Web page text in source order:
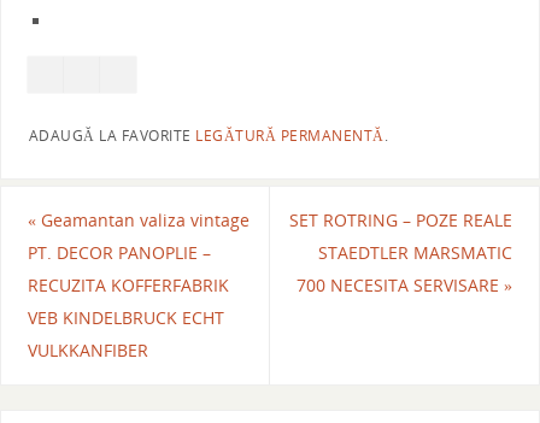
ADAUGĂ LA FAVORITE LEGĂTURĂ PERMANENTĂ.
«Geamantan valiza vintage
PT. DECOR PANOPLIE –
RECUZITA KOFFERFABRIK
VEB KINDELBRUCK ECHT
VULKKANFIBER
SET ROTRING – POZE REALE
STAEDTLER MARSMATIC
700 NECESITA SERVISARE»